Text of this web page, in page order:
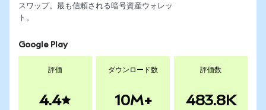
スワップ。最も信頼される暗号資産ウォレッ
ト。
Google Play
評価
4.4
ダウンロード数
10M+
評価数
483.8K